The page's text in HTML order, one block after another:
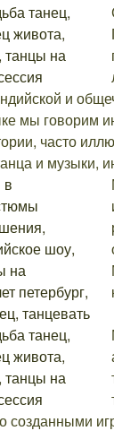
и
мы говорим
часто
и музыки,
созданными